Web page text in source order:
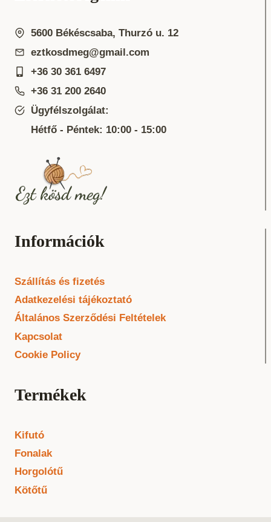
5600 Békéscsaba, Thurzó u. 12
eztkosdmeg@gmail.com
+36 30 361 6497
+36 31 200 2640
Ügyfélszolgálat:
Hétfő - Péntek: 10:00 - 15:00
Információk
Szállítás és fizetés
Adatkezelési tájékoztató
Általános Szerződési Feltételek
Kapcsolat
Cookie Policy
Termékek
Kifutó
Fonalak
Horgolótű
Kötőtű